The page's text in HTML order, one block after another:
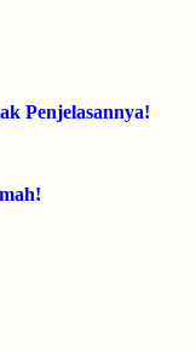
Penjelasannya!